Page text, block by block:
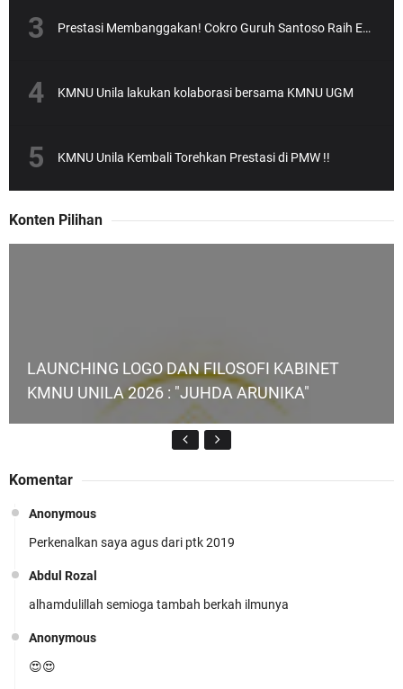
Prestasi Membanggakan! Cokro Guruh Santoso Raih Emas Olimpiade Biologi Puskanas
KMNU Unila lakukan kolaborasi bersama KMNU UGM
KMNU Unila Kembali Torehkan Prestasi di PMW !!
Konten Pilihan
LAUNCHING LOGO DAN FILOSOFI KABINET
KMNU UNILA 2026 : "JUHDA ARUNIKA"
KMNU Unila Kembali Torehkan Prestasi di PMW
!!
Komentar
Anonymous
Perkenalkan saya agus dari ptk 2019
Abdul Rozal
alhamdulillah semioga tambah berkah ilmunya
Anonymous
😍😍